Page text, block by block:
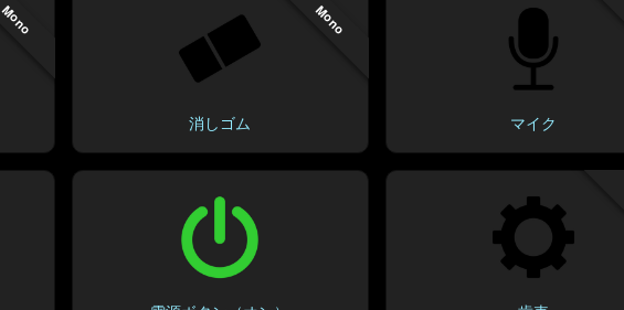
Mono Mono
消しゴム マイク